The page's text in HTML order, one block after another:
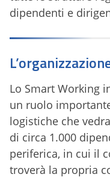
dipendenti e
Lo Smart Working
un ruolo
logistiche che
di circa 1.000
periferica, in cui il
troverà la propria